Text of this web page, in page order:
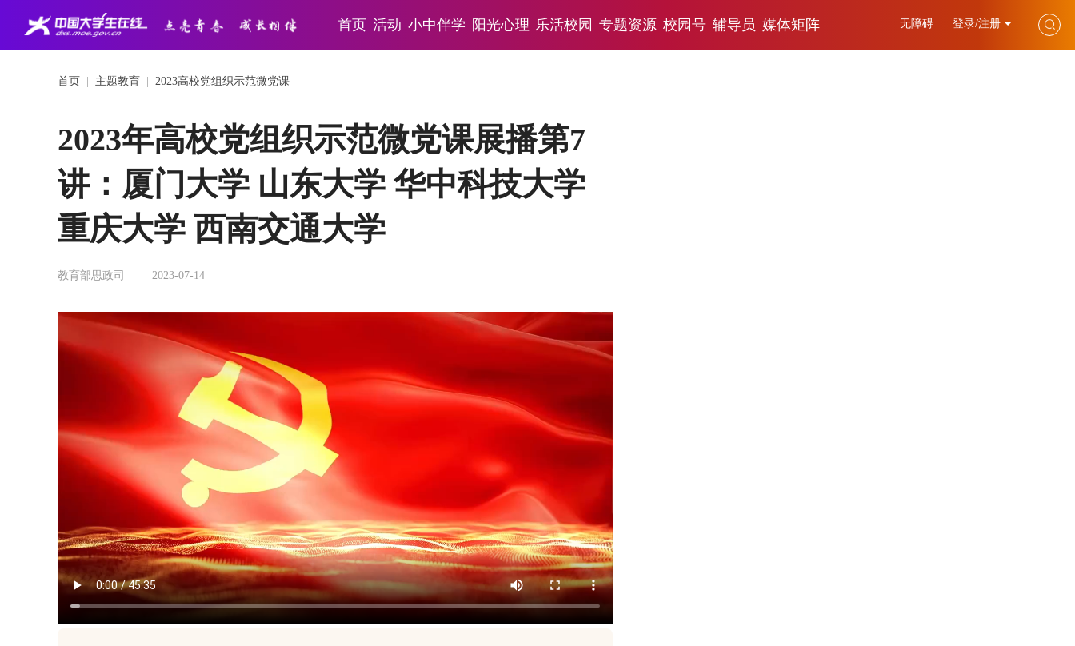
首页 活动 小中伴学 阳光心理 乐活校园 专题资源 校园号 辅导员 媒体矩阵 无障碍 登录/注册
首页 主题教育 2023高校党组织示范微党课
2023年高校党组织示范微党课展播第7
讲：厦门大学 山东大学 华中科技大学
重庆大学 西南交通大学
教育部思政司 2023-07-14